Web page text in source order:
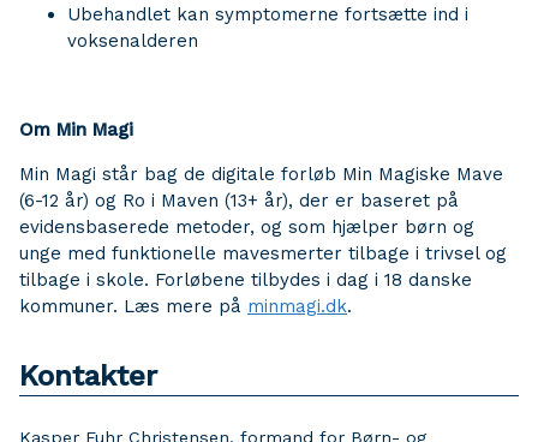
Ubehandlet kan symptomerne fortsætte ind i
voksenalderen
Om Min Magi
Min Magi står bag de digitale forløb Min Magiske Mave
(6-12 år) og Ro i Maven (13+ år), der er baseret på
evidensbaserede metoder, og som hjælper børn og
unge med funktionelle mavesmerter tilbage i trivsel og
tilbage i skole. Forløbene tilbydes i dag i 18 danske
kommuner. Læs mere på minmagi.dk.
Kontakter
Kasper Fuhr Christensen, formand for Børn- og